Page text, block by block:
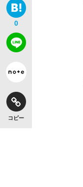
0
コピー